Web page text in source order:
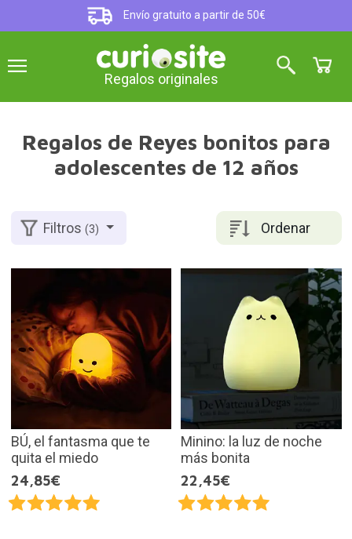
Envío gratuito a partir de 50€
Regalos originales
Regalos de Reyes bonitos para
adolescentes de 12 años
Ordenar
Filtros(3)
BÚ, el fantasma que te
quita el miedo
24,85€
Minino: la luz de noche
más bonita
22,45€